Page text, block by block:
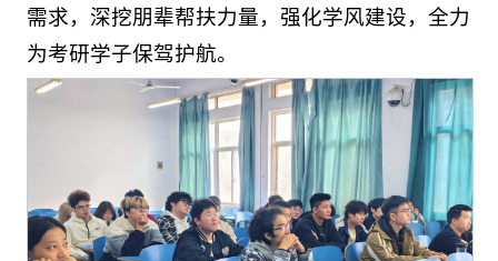
需求，深挖朋辈帮扶力量，强化学风建设，全力
为考研学子保驾护航。